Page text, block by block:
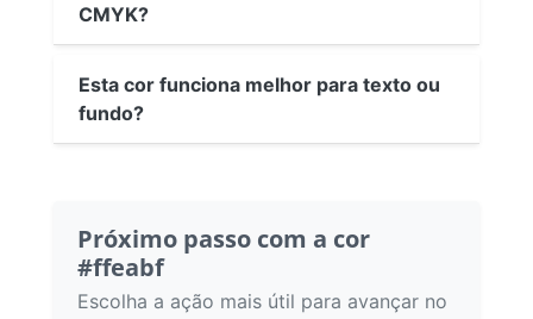
CMYK?
Esta cor funciona melhor para texto ou
fundo?
Próximo passo com a cor
#ffeabf
Escolha a ação mais útil para avançar no